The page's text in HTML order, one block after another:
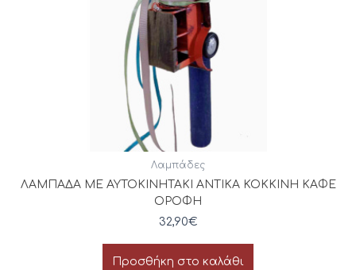
Λαμπάδες
ΛΑΜΠΑΔΑ ΜΕ ΑΥΤΟΚΙΝΗΤΑΚΙ ΑΝΤΙΚΑ ΚΟΚΚΙΝΗ ΚΑΦΕ
ΟΡΟΦΗ
32,90€
Προσθήκη στο καλάθι